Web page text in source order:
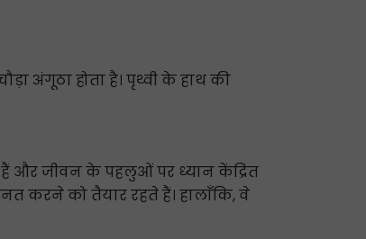
अंगूठा होता है। पृथ्वी के हाथ की
हैं और जीवन के पहलुओं पर ध्यान केंद्रित
करने को तैयार रहते हैं। हालाँकि, वे